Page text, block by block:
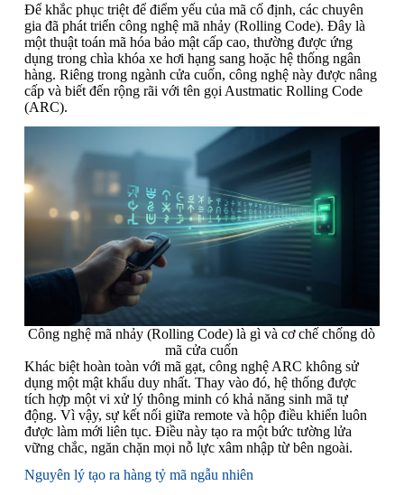
Để khắc phục triệt để điểm yếu của mã cố định, các chuyên
gia đã phát triển công nghệ mã nhảy (Rolling Code). Đây là
một thuật toán mã hóa bảo mật cấp cao, thường được ứng
dụng trong chìa khóa xe hơi hạng sang hoặc hệ thống ngân
hàng. Riêng trong ngành cửa cuốn, công nghệ này được nâng
cấp và biết đến rộng rãi với tên gọi Austmatic Rolling Code
(ARC).
Công nghệ mã nhảy (Rolling Code) là gì và cơ chế chống dò
mã cửa cuốn
Khác biệt hoàn toàn với mã gạt, công nghệ ARC không sử
dụng một mật khẩu duy nhất. Thay vào đó, hệ thống được
tích hợp một vi xử lý thông minh có khả năng sinh mã tự
động. Vì vậy, sự kết nối giữa remote và hộp điều khiển luôn
được làm mới liên tục. Điều này tạo ra một bức tường lửa
vững chắc, ngăn chặn mọi nỗ lực xâm nhập từ bên ngoài.
Nguyên lý tạo ra hàng tỷ mã ngẫu nhiên